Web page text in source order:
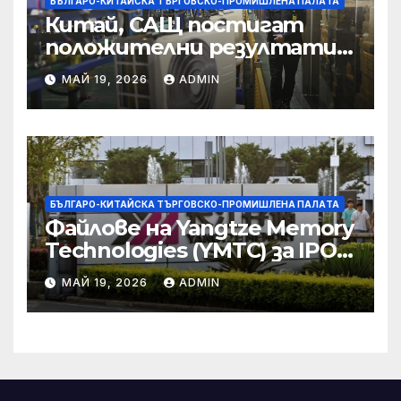
Китай, САЩ постигат
положителни резултати в
икономическите и
търговски консултации:
министерство
МАЙ 19, 2026 ADMIN
БЪЛГАРО-КИТАЙСКА ТЪРГОВСКО-ПРОМИШЛЕНА ПАЛAТА
Файлове на Yangtze Memory
Technologies (YMTC) за IPO
на STAR Market
МАЙ 19, 2026 ADMIN